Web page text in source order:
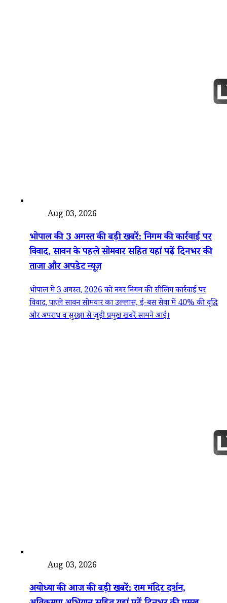
Aug 03, 2026
भोपाल की 3 अगस्त की बड़ी खबरें: निगम की कार्रवाई पर
विवाद, सावन के पहले सोमवार सहित यहां पढ़ें दिनभर की
ताजा और अपडेट न्यूज़
भोपाल में 3 अगस्त, 2026 को नगर निगम की सीलिंग कार्रवाई पर
विवाद, पहले सावन सोमवार का उल्लास, ई-बस सेवा में 40% की वृद्धि
और अपराध व सुरक्षा से जुड़ी प्रमुख खबरें सामने आईं।
Aug 03, 2026
अयोध्या की आज की बड़ी खबरें: राम मंदिर दर्शन,